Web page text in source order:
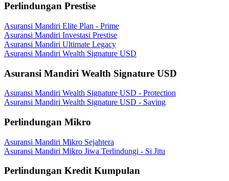
Perlindungan Prestise
Asuransi Mandiri Elite Plan - Prime
Asuransi Mandiri Investasi Prestise
Asuransi Mandiri Ultimate Legacy
Asuransi Mandiri Wealth Signature USD
Asuransi Mandiri Wealth Signature USD
Asuransi Mandiri Wealth Signature USD - Protection
Asuransi Mandiri Wealth Signature USD - Saving
Perlindungan Mikro
Asuransi Mandiri Mikro Sejahtera
Asuransi Mandiri Mikro Jiwa Terlindungi - Si Jitu
Perlindungan Kredit Kumpulan